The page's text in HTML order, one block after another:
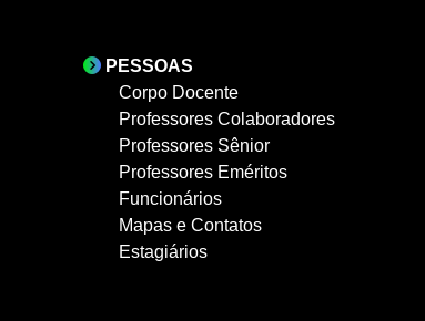
PESSOAS
Corpo Docente
Professores Colaboradores
Professores Sênior
Professores Eméritos
Funcionários
Mapas e Contatos
Estagiários